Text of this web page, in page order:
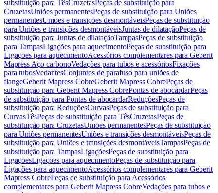
substituição para TêsCruzetasPeças de substituição para
CruzetasUniões permanentesPeças de substituição para Uniões
permanentesUniões e transições desmontáveisPeças de substituição
para Uniões e transições desmontáveisJuntas de dilataçãoPeças de
substituição para Juntas de dilataçãoTampasPeças de substituição
para TampasLigações para aquecimentoPeças de substituição para
Ligações para aquecimentoAcessórios complementares para Geberit
Mapress Aço carbonoVedações para tubos e acessóriosFixações
para tubosVedantesConjuntos de parafuso para uniões de
flangeGeberit Mapress CobreGeberit Mapress CobrePeças de
substituição para Geberit Mapress CobrePontas de abocardarPeças
de substituição para Pontas de abocardarReduçõesPeças de
substituição para ReduçõesCurvasPeças de substituição para
CurvasTêsPeças de substituição para TêsCruzetasPeças de
substituição para CruzetasUniões permanentesPeças de substituição
para Uniões permanentesUniões e transições desmontáveisPeças de
substituição para Uniões e transições desmontáveisTampasPeças de
substituição para TampasLigaçõesPeças de substituição para
LigaçõesLigações para aquecimentoPeças de substituição para
Ligações para aquecimentoAcessórios complementares para Geberit
Mapress CobrePeças de substituição para Acessórios
complementares para Geberit Mapress CobreVedações para tubos e